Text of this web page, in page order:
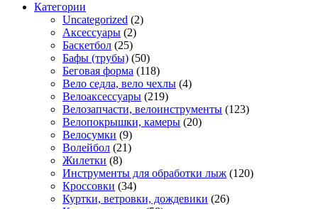
Категории
Uncategorized (2)
Аксессуары (2)
Баскетбол (25)
Бафы (трубы) (50)
Беговая форма (118)
Вело седла, вело чехлы (4)
Велоаксессуары (219)
Велозапчасти, велоинструменты (123)
Велопокрышки, камеры (20)
Велосумки (9)
Волейбол (21)
Жилетки (8)
Инструменты для обработки лыж (120)
Кроссовки (34)
Куртки, ветровки, дождевики (26)